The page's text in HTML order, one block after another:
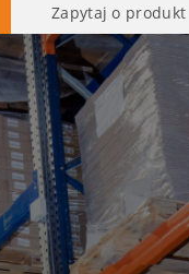
Zapytaj o produkt